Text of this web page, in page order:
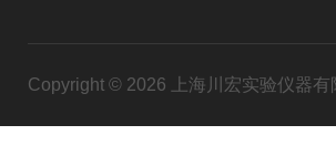
Copyright © 2026 上海川宏实验仪器有